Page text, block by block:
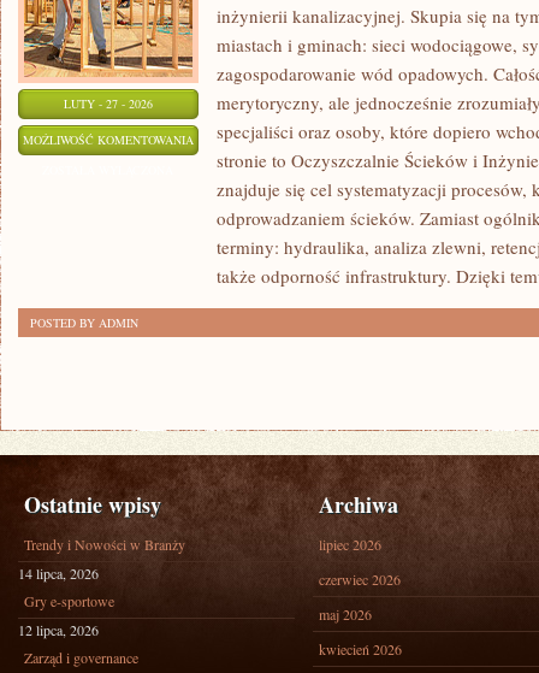
LUTY - 27 - 2026
MOŻLIWOŚĆ KOMENTOWANIA FOTOWOLTAIKA
inżynierii kanalizacyjnej. Skupia się na
miastach i gminach: sieci wodociągowe,
zagospodarowanie wód opadowych.
merytoryczny, ale jednocześnie
specjaliści oraz osoby, które dopiero
stronie to Oczyszczalnie Ścieków i
znajduje się cel systematyzacji procesów,
odprowadzaniem ścieków. Zamiast
terminy: hydraulika, analiza zlewni,
także odporność infrastruktury. Dzięki
POSTED BY ADMIN
Ostatnie wpisy
Trendy i Nowości w Branży
14 lipca, 2026
Gry e-sportowe
12 lipca, 2026
Zarząd i governance
Archiwa
lipiec 2026
czerwiec 2026
maj 2026
kwiecień 2026